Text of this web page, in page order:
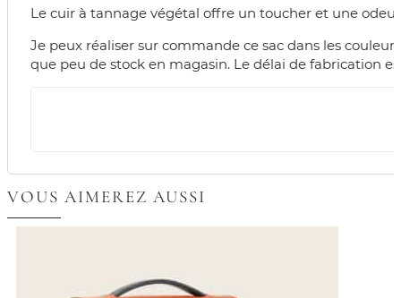
Le cuir à tannage végétal offre un toucher et une
Je peux réaliser sur commande ce sac dans les
que peu de stock en magasin. Le délai de fabrication
VOUS AIMEREZ AUSSI